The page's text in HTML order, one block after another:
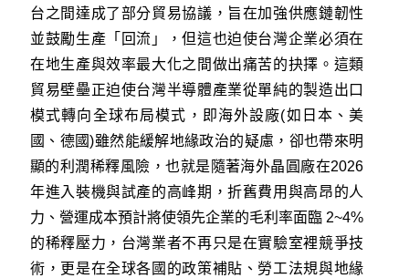
台之間達成了部分貿易協議，旨在加強供應鏈韌性
並鼓勵生產「回流」，但這也迫使台灣企業必須在
在地生產與效率最大化之間做出痛苦的抉擇。這類
貿易壁壘正迫使台灣半導體產業從單純的製造出口
模式轉向全球布局模式，即海外設廠(如日本、美
國、德國)雖然能緩解地緣政治的疑慮，卻也帶來明
顯的利潤稀釋風險，也就是隨著海外晶圓廠在2026
年進入裝機與試產的高峰期，折舊費用與高昂的人
力、營運成本預計將使領先企業的毛利率面臨 2~4%
的稀釋壓力，台灣業者不再只是在實驗室裡競爭技
術，更是在全球各國的政策補貼、勞工法規與地緣